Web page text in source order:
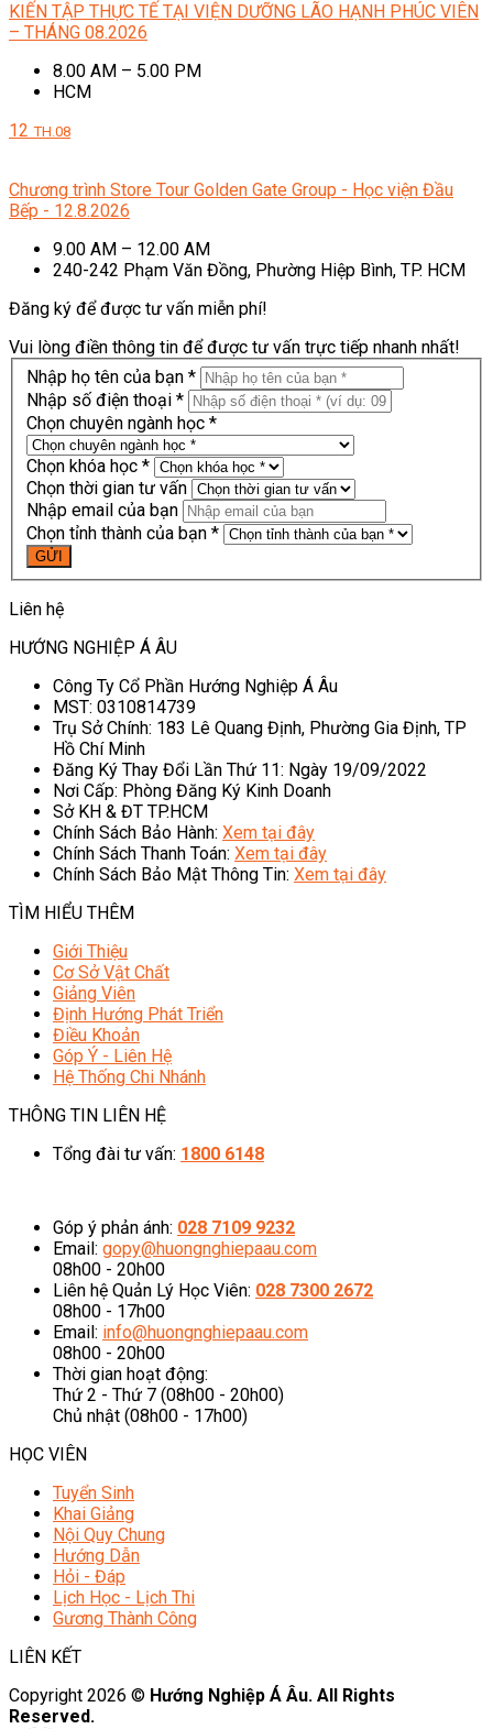
KIẾN TẬP THỰC TẾ TẠI VIỆN DƯỠNG LÃO HẠNH PHÚC VIÊN
– THÁNG 08.2026
8.00 AM – 5.00 PM
HCM
12 TH.08
Chương trình Store Tour Golden Gate Group - Học viện Đầu
Bếp - 12.8.2026
9.00 AM – 12.00 AM
240-242 Phạm Văn Đồng, Phường Hiệp Bình, TP. HCM
Đăng ký để được tư vấn miễn phí!
Vui lòng điền thông tin để được tư vấn trực tiếp nhanh nhất!
Nhập họ tên của bạn *
Nhập số điện thoại *
Chọn chuyên ngành học *
Chọn khóa học *
Chọn thời gian tư vấn
Nhập email của bạn
Chọn tỉnh thành của bạn *
Liên hệ
HƯỚNG NGHIỆP Á ÂU
Công Ty Cổ Phần Hướng Nghiệp Á Âu
MST: 0310814739
Trụ Sở Chính: 183 Lê Quang Định, Phường Gia Định, TP
Hồ Chí Minh
Đăng Ký Thay Đổi Lần Thứ 11: Ngày 19/09/2022
Nơi Cấp: Phòng Đăng Ký Kinh Doanh
Sở KH & ĐT TP.HCM
Chính Sách Bảo Hành: Xem tại đây
Chính Sách Thanh Toán: Xem tại đây
Chính Sách Bảo Mật Thông Tin: Xem tại đây
TÌM HIỂU THÊM
Giới Thiệu
Cơ Sở Vật Chất
Giảng Viên
Định Hướng Phát Triển
Điều Khoản
Góp Ý - Liên Hệ
Hệ Thống Chi Nhánh
THÔNG TIN LIÊN HỆ
Tổng đài tư vấn: 1800 6148
Góp ý phản ánh: 028 7109 9232
Email: gopy@huongnghiepaau.com
08h00 - 20h00
Liên hệ Quản Lý Học Viên: 028 7300 2672
08h00 - 17h00
Email: info@huongnghiepaau.com
08h00 - 20h00
Thời gian hoạt động:
Thứ 2 - Thứ 7 (08h00 - 20h00)
Chủ nhật (08h00 - 17h00)
HỌC VIÊN
Tuyển Sinh
Khai Giảng
Nội Quy Chung
Hướng Dẫn
Hỏi - Đáp
Lịch Học - Lịch Thi
Gương Thành Công
LIÊN KẾT
Copyright 2026 © Hướng Nghiệp Á Âu. All Rights
Reserved.